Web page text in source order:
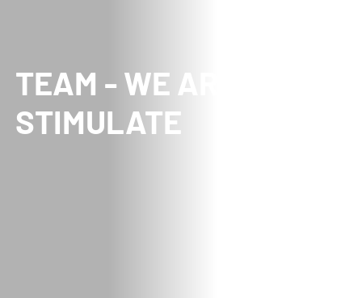
TEAM - WE ARE
STIMULATE